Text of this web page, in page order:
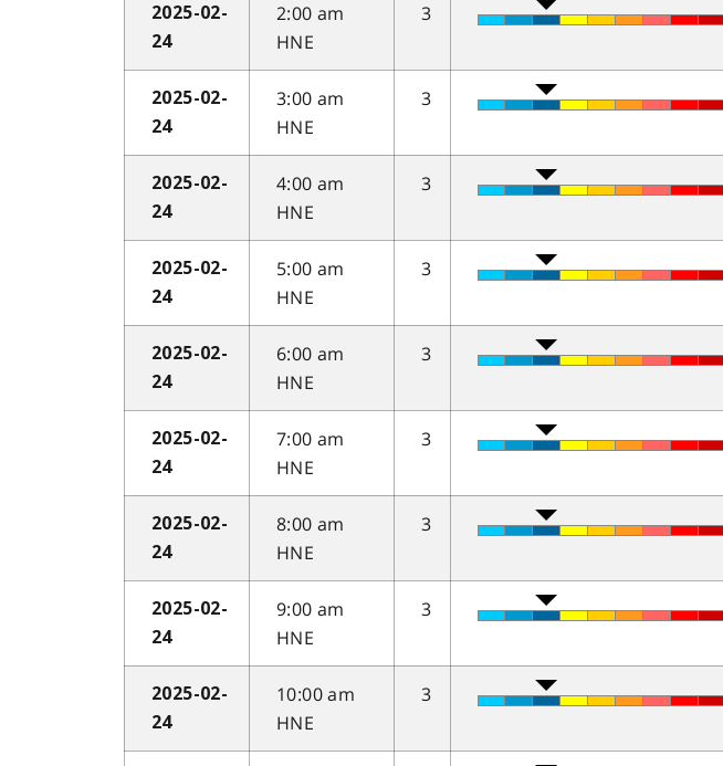
2025-02-
24
2:00 am
HNE
3
2025-02-
24
3:00 am
HNE
3
2025-02-
24
4:00 am
HNE
3
2025-02-
24
5:00 am
HNE
3
2025-02-
24
6:00 am
HNE
3
2025-02-
24
7:00 am
HNE
3
2025-02-
24
8:00 am
HNE
3
2025-02-
24
9:00 am
HNE
3
2025-02-
24
10:00 am
HNE
3